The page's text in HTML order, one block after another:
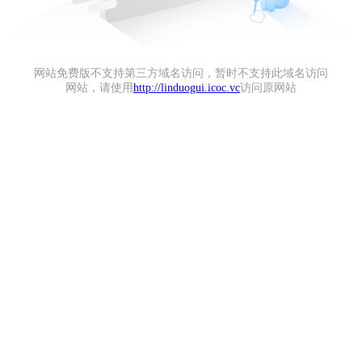
网站免费版不支持第三方域名访问，暂时不支持此域名访问
网站，请使用 http://linduogui.icoc.vc访问原网站